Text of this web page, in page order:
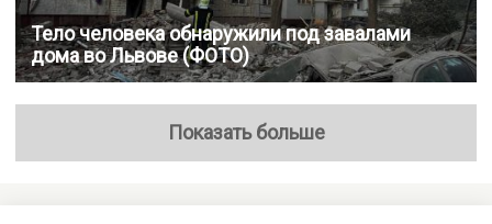
Тело человека обнаружили под завалами
дома во Львове (ФОТО)
Показать больше